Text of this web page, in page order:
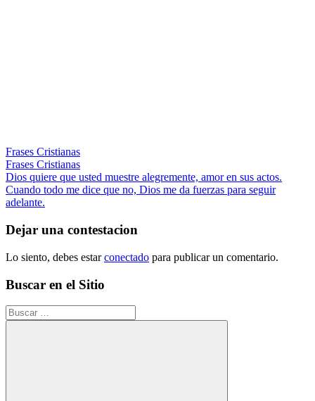
Frases Cristianas
Frases Cristianas
Navegación
de
Entrada
anterior:
Dios quiere que usted muestre alegremente, amor en sus actos.
Siguiente
entrada:
Cuando todo me dice que no, Dios me da fuerzas para seguir
adelante.
Dejar una contestacion
Lo siento, debes estarconectado para publicar un comentario.
Buscar en el Sitio
Buscar: